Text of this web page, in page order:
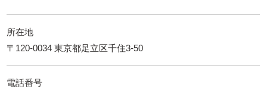
所在地
〒120-0034 東京都足立区千住3-50
電話番号